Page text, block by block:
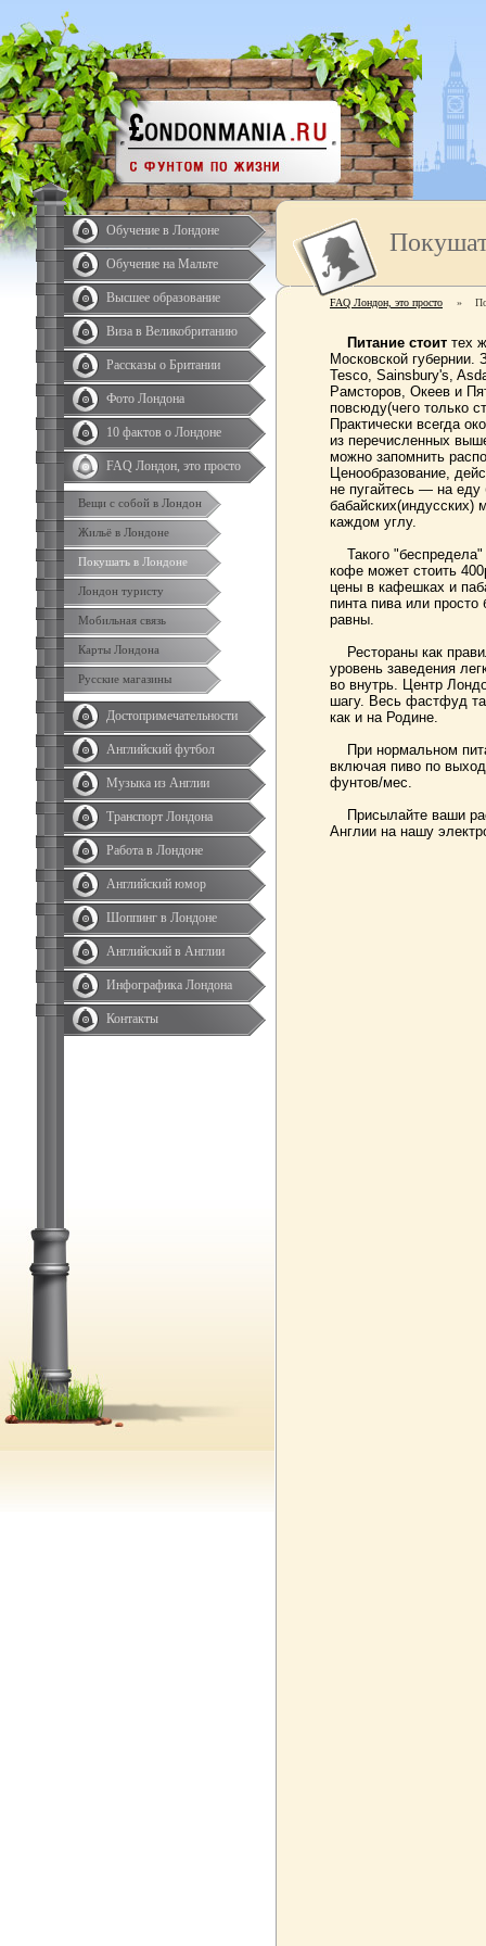
Обучение в Лондоне
Обучение на Мальте
Высшее образование
Виза в Великобританию
Рассказы о Британии
Фото Лондона
10 фактов о Лондоне
FAQ Лондон, это просто
Вещи с собой в Лондон
Жильё в Лондоне
Покушать в Лондоне
Лондон туристу
Мобильная связь
Карты Лондона
Русские магазины
Достопримечательности
Английский футбол
Музыка из Англии
Транспорт Лондона
Работа в Лондоне
Английский юмор
Шоппинг в Лондоне
Английский в Англии
Инфографика Лондона
Контакты
FAQ Лондон, это просто »
Питание стоит тех
Московской губернии.
Tesco, Sainsbury's,
Рамсторов, Океев и
повсюду(чего только
Практически всегда
из перечисленных
можно запомнить
Ценообразование,
не пугайтесь — на еду
бабайских(индусских)
каждом углу.
Такого "беспредела"
кофе может стоить
цены в кафешках и
пинта пива или
равны.
Рестораны как
уровень заведения
во внутрь. Центр
шагу. Весь фастфуд
как и на Родине.
При нормальном
включая пиво по
фунтов/мес.
Присылайте ваши
Англии на нашу